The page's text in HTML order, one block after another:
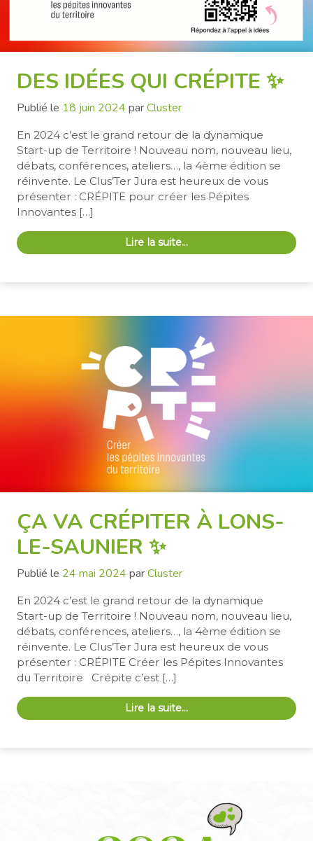
DES IDÉES QUI CRÉPITE ✨
Publié le 18 juin 2024 parCluster
En 2024 c’est le grand retour de la dynamique
Start-up de Territoire ! Nouveau nom, nouveau lieu,
débats, conférences, ateliers…, la 4ème édition se
réinvente. Le Clus’Ter Jura est heureux de vous
présenter : CRÉPITE pour créer les Pépites
Innovantes […]
Lire la suite…
ÇA VA CRÉPITER À LONS-
LE-SAUNIER ✨
Publié le 24 mai 2024 parCluster
En 2024 c’est le grand retour de la dynamique
Start-up de Territoire ! Nouveau nom, nouveau lieu,
débats, conférences, ateliers…, la 4ème édition se
réinvente. Le Clus’Ter Jura est heureux de vous
présenter : CRÉPITE Créer les Pépites Innovantes
du Territoire Crépite c’est […]
Lire la suite…